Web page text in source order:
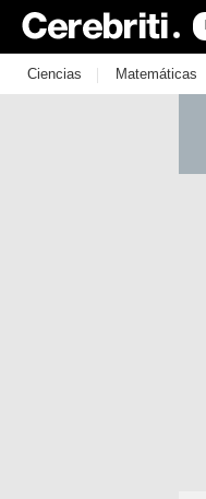
Ciencias | Matemáticas